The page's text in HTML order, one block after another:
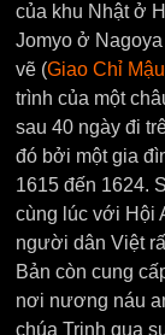
của khu Nhật ở
Jomyo ở
vẽ (Giao Chỉ
trình của một
sau 40 ngày đi
đó bởi một gia
1615 đến 1624.
cùng lúc với Hội
người dân Việt
Bản còn cung
nơi nương náu
chúa Trịnh qua